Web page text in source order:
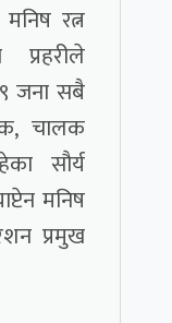
रत्न
जना सबै
चालक
सौर्य
मनिष
प्रमुख